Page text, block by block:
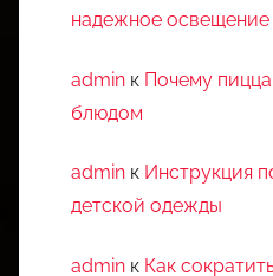
надежное освещение
admin к Почему
блюдом
admin к Инструкция
детской одежды
admin к Как